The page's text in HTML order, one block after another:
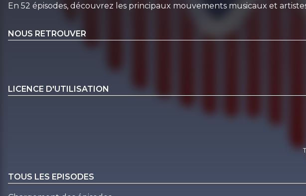
En 52 épisodes, découvrez les principaux mouvements musicaux et
NOUS RETROUVER
LICENCE D'UTILISATION
TOUS LES EPISODES